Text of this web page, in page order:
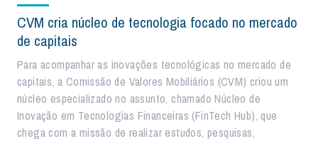
CVM cria núcleo de tecnologia focado no mercado
de capitais
Para acompanhar as inovações tecnológicas no mercado de
capitais, a Comissão de Valores Mobiliários (CVM) criou um
núcleo especializado no assunto, chamado Núcleo de
Inovação em Tecnologias Financeiras (FinTech Hub), que
chega com a missão de realizar estudos, pesquisas,